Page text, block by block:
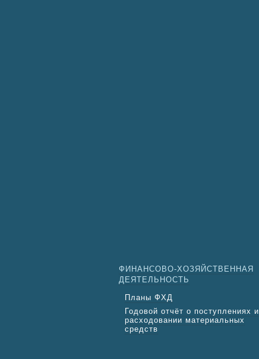
ФИНАНСОВО-ХОЗЯЙСТВЕННАЯ
ДЕЯТЕЛЬНОСТЬ
Планы ФХД
Годовой отчёт о поступлениях и
расходовании материальных
средств